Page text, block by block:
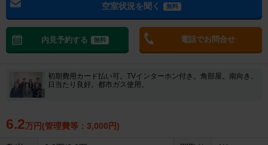
空室状況を聞く 無料
内見予約する 無料 電話でお問合せ
初期費用カード払い可。TVインターホン付き。角部屋。南向き。
日当たり良好。都市ガス使用。
6.2万円(管理費等：3,000円)